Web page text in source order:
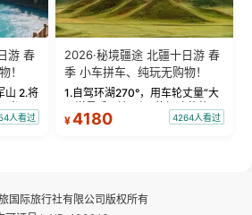
游 春
！
山 2.将
光 3.
4.
人看过
2026·秘境疆途 北疆十日游 春
季 小车拼车、纯玩无购物！
1.自驾环湖270°，用车轮丈量“大
西洋最后一滴眼泪”的极致蔚蓝，
让雪山、花海与深邃湖水在转弯
¥4180 4264人看过
国际旅行社有限公司版权所有